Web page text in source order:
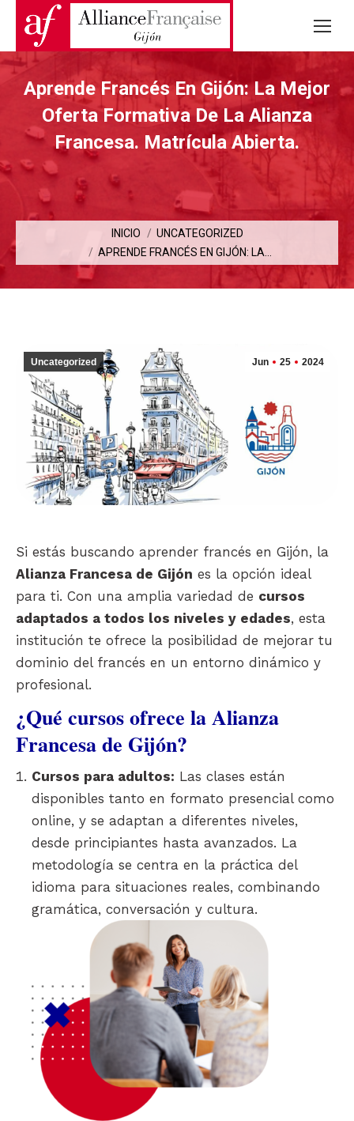
Aprende Francés En Gijón: La Mejor
Oferta Formativa De La Alianza
Francesa. Matrícula Abierta.
Estás aquí:
INICIO
UNCATEGORIZED
APRENDE FRANCÉS EN GIJÓN: LA…
Jun 25 2024
Uncategorized
Si estás buscando aprender francés en Gijón, la
Alianza Francesa de Gijón es la opción ideal
para ti. Con una amplia variedad de cursos
adaptados a todos los niveles y edades, esta
institución te ofrece la posibilidad de mejorar tu
dominio del francés en un entorno dinámico y
profesional.
¿Qué cursos ofrece la Alianza
Francesa de Gijón?
Cursos para adultos: Las clases están
disponibles tanto en formato presencial como
online, y se adaptan a diferentes niveles,
desde principiantes hasta avanzados. La
metodología se centra en la práctica del
idioma para situaciones reales, combinando
gramática, conversación y cultura.